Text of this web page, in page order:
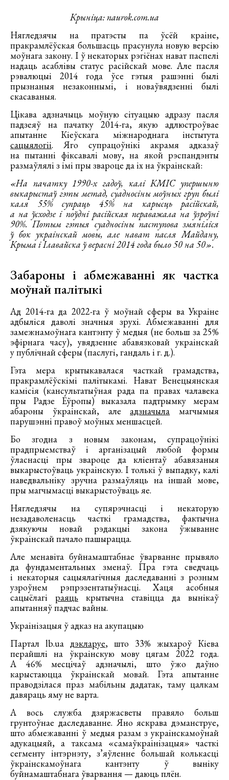
Крыніца: naurok.com.ua
Нягледзячы на пратэсты па ўсёй краіне,
пракрамлёўская большасць прасунула новую версію
моўнага закону. І ў некаторых рэгіёнах нават паспелі
надаць асаблівы статус расійскай мове. Але пасля
рэвалюцыі 2014 года ўсе гэтыя рашэнні былі
прызнаныя незаконнымі, і новаўвядзенні былі
скасаваныя.
Цікава адзначыць моўную сітуацыю адразу пасля
падзеяў на пачатку 2014-га, якую адлюстроўвае
апытанне Кіеўскага міжнароднага інстытута
сацыялогіі. Яго супрацоўнікі акрамя адказаў
на пытанні фіксавалі мову, на якой рэспандэнты
размаўлялі з імі пры звароце да іх на ўкраінскай:
«На пачатку 1990-х гадоў, калі КМІС упершыню
выкарыстаў гэты метад, суадносіны моўных груп былі
каля 55% супраць 45% на карысць расійскай,
а на ўсходзе і поўдні расійская пераважала на ўзроўні
90%. Потым гэтыя суадносіны паступова змяніліся
ў бок украінскай мовы, але нават пасля Майдану,
Крыма і Ілавайска ў верасні 2014 года было 50 на 50».
Забароны і абмежаванні як частка
моўнай палітыкі
Ад 2014-га да 2022-га ў моўнай сферы ва Украіне
адбыліся даволі значныя зрухі. Абмежаванні для
замежнамоўнага кантэнту ў медыя (не больш за 25%
эфірнага часу), увядзенне абавязковай украінскай
у публічнай сферы (паслугі, гандаль і г. д.).
Гэта мера крытыкавалася часткай грамадства,
пракрамлёўскімі палітыкамі. Нават Венецыянская
камісія (кансультатыўная рада па правах чалавека
пры Радзе Еўропы) выказала падтрымку мерам
абароны ўкраінскай, алеадзначыла магчымыя
парушэнні правоў моўных меншасцей.
Бо згодна з новым законам, супрацоўнікі
прадпрыемстваў і арганізацый любой формы
ўласнасці пры звароце да кліентаў абавязаныя
выкарыстоўваць украінскую. І толькі ў выпадку, калі
наведвальніку зручна размаўляць на іншай мове,
пры магчымасці выкарыстоўваць яе.
Нягледзячы на супярэчнасці і некаторую
незадаволенасць часткі грамадства, фактычна
дзякуючы новай рэдакцыі закона ўжыванне
ўкраінскай пачало пашырацца.
Але менавіта буйнамаштабнае ўварванне прывяло
да фундаментальных зменаў. Пра гэта сведчаць
і некаторыя сацыялагічныя даследаванні з розным
узроўнем рэпрэзентатыўнасці. Хаця асобныя
сацыёлагі раяць крытычна ставіцца да вынікаў
апытанняў падчас вайны.
Украінізацыя ў адказ на акупацыю
Партал lb.ua дэкларуе, што 33% жыхароў Кіева
перайшлі на ўкраінскую мову цягам 2022 года.
А 46% месцічаў адзначылі, што ўжо даўно
карыстаюцца ўкраінскай мовай. Гэта апытанне
праводзілася праз мабільны дадатак, таму цалкам
давяраць яму не варта.
А вось служба дзяржасветы правяло больш
грунтоўнае даследаванне. Яно яскрава дэманструе,
што абмежаванні ў медыя разам з украінскамоўнай
адукацыяй, а таксама «самаўкраінізацыя» часткі
сегменту інтэрнэту, з’яўленне большай колькасці
ўкраінскамоўнага кантэнту ў выніку
буйнамаштабнага ўварвання — даюць плён.